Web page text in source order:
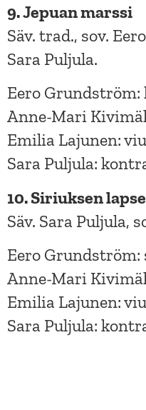
9. Jepuan marssi
Säv. trad., sov.
Sara Puljula.
Eero
Anne-Mari
Emilia Lajunen:
Sara Puljula:
10. Siriuksen
Säv. Sara Puljula,
Eero
Anne-Mari
Emilia Lajunen:
Sara Puljula: